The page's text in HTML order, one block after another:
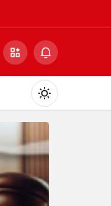
Mod
değiştir